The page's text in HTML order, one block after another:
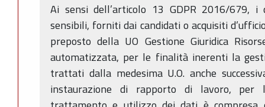
Ai sensi dell’articolo 13 GDPR 2016/679,
sensibili, forniti dai candidati o acquisiti
preposto della UO Gestione Giuridica
automatizzata, per le finalità inerenti la
trattati dalla medesima U.O. anche
instaurazione di rapporto di lavoro, per